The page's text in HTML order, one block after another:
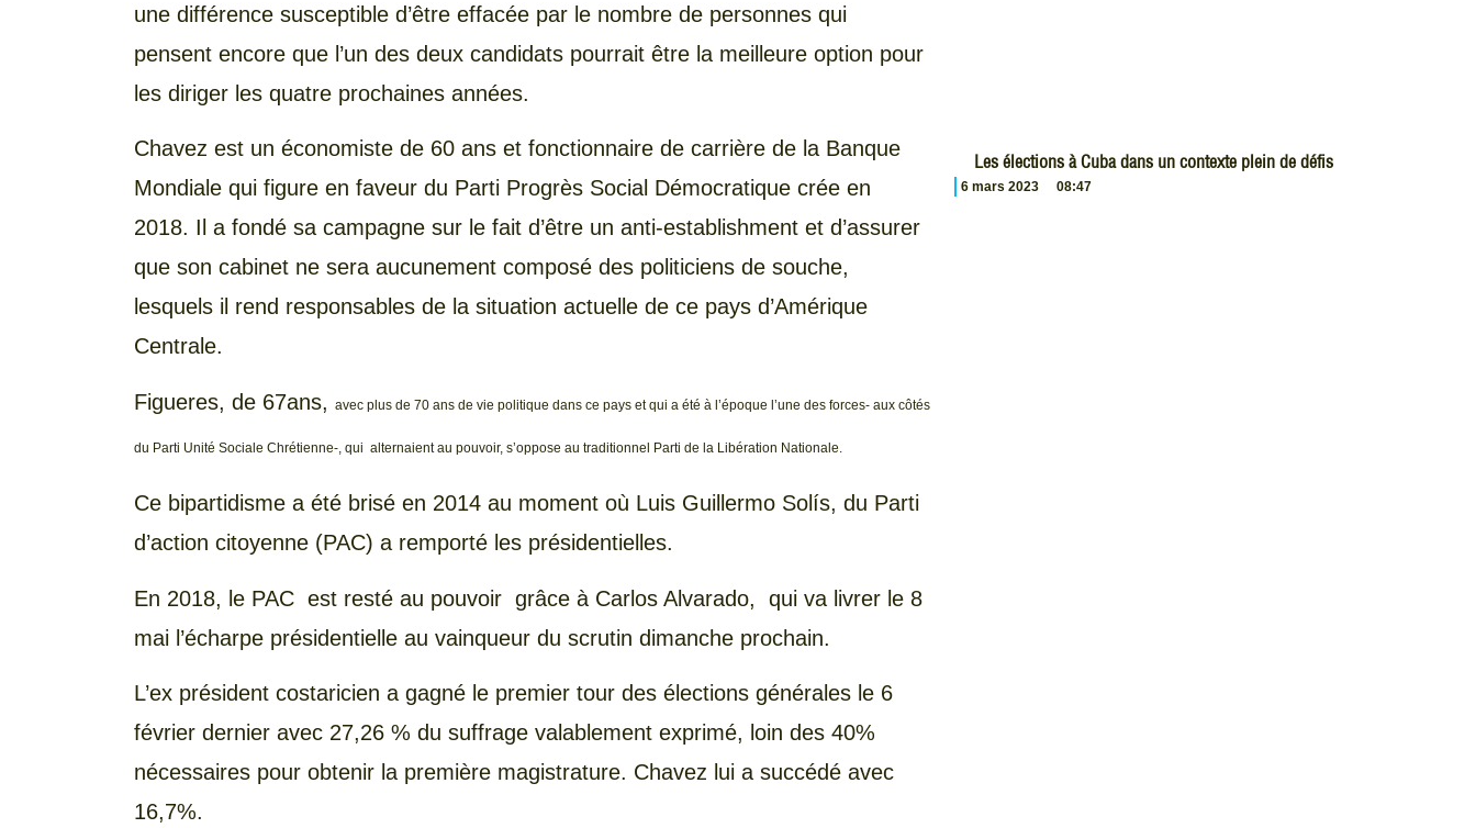
une différence susceptible d’être effacée par le nombre de personnes qui
pensent encore que l’un des deux candidats pourrait être la meilleure option pour
les diriger les quatre prochaines années.
Chavez est un économiste de 60 ans et fonctionnaire de carrière de la Banque
Mondiale qui figure en faveur du Parti Progrès Social Démocratique crée en
2018. Il a fondé sa campagne sur le fait d’être un anti-establishment et d’assurer
que son cabinet ne sera aucunement composé des politiciens de souche,
lesquels il rend responsables de la situation actuelle de ce pays d’Amérique
Centrale.
Figueres, de 67ans, avec plus de 70 ans de vie politique dans ce pays et qui a été à l’époque l’une des forces- aux côtés
du Parti Unité Sociale Chrétienne-, qui alternaient au pouvoir, s’oppose au traditionnel Parti de la Libération Nationale.
Ce bipartidisme a été brisé en 2014 au moment où Luis Guillermo Solís, du Parti
d’action citoyenne (PAC) a remporté les présidentielles.
En 2018, le PAC est resté au pouvoir grâce à Carlos Alvarado, qui va livrer le 8
mai l’écharpe présidentielle au vainqueur du scrutin dimanche prochain.
L’ex président costaricien a gagné le premier tour des élections générales le 6
février dernier avec 27,26 % du suffrage valablement exprimé, loin des 40%
nécessaires pour obtenir la première magistrature. Chavez lui a succédé avec
16,7%.
Les élections à Cuba dans un contexte plein de défis
6 mars 2023 08:47